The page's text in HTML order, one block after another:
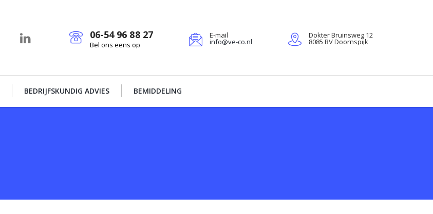
06-54 96 88 27
Bel ons eens op
E-mail
info@ve-co.nl
Dokter Bruinsweg 12
8085 BV Doornspijk
BEDRIJFSKUNDIG ADVIES BEMIDDELING